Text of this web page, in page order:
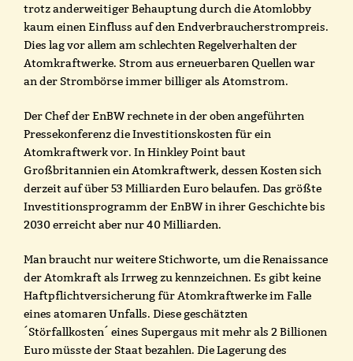
trotz anderweitiger Behauptung durch die Atomlobby
kaum einen Einfluss auf den Endverbraucherstrompreis.
Dies lag vor allem am schlechten Regelverhalten der
Atomkraftwerke. Strom aus erneuerbaren Quellen war
an der Strombörse immer billiger als Atomstrom.
Der Chef der EnBW rechnete in der oben angeführten
Pressekonferenz die Investitionskosten für ein
Atomkraftwerk vor. In Hinkley Point baut
Großbritannien ein Atomkraftwerk, dessen Kosten sich
derzeit auf über 53 Milliarden Euro belaufen. Das größte
Investitionsprogramm der EnBW in ihrer Geschichte bis
2030 erreicht aber nur 40 Milliarden.
Man braucht nur weitere Stichworte, um die Renaissance
der Atomkraft als Irrweg zu kennzeichnen. Es gibt keine
Haftpflichtversicherung für Atomkraftwerke im Falle
eines atomaren Unfalls. Diese geschätzten
´Störfallkosten´ eines Supergaus mit mehr als 2 Billionen
Euro müsste der Staat bezahlen. Die Lagerung des